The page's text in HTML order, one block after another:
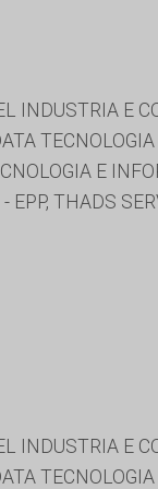
INDUSTRIA E
E
EPP, THADS
INDUSTRIA E